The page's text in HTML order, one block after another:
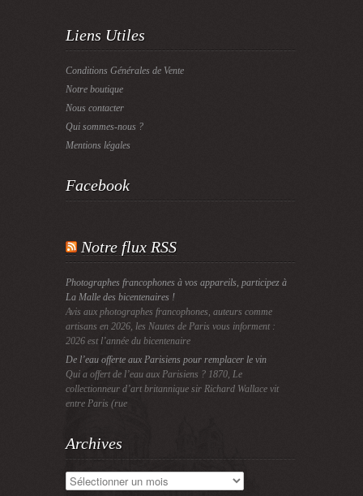
Liens Utiles
Conditions Générales de Vente
Notre boutique
Nous contacter
Qui sommes-nous ?
Mentions légales
Facebook
Notre flux RSS
Photographes francophones à vos appareils, participez à
La Malle des bicentenaires !
Avis aux photographes francophones, auteurs comme
artisans en 2026, les Nautes de Paris vous informent :
2026 est l’année du bicentenaire
De l’eau offerte aux Parisiens pour remplacer le vin
Qui a offert de l’eau aux Parisiens ? 1870, Le
collectionneur d’art britannique sir Richard Wallace vit
entre Paris (rue
Archives
Archives